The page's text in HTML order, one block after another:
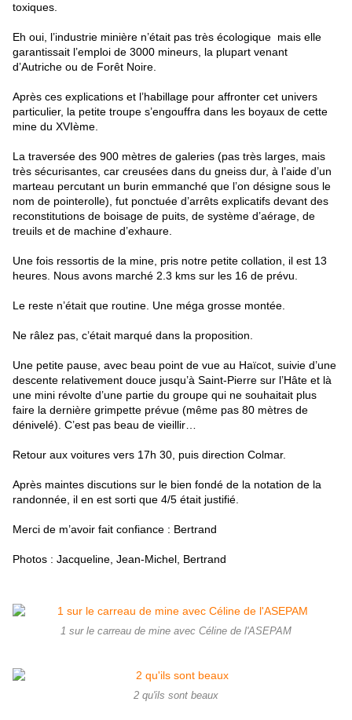
toxiques.
Eh oui, l’industrie minière n’était pas très écologique  mais elle
garantissait l’emploi de 3000 mineurs, la plupart venant
d’Autriche ou de Forêt Noire.
Après ces explications et l’habillage pour affronter cet univers
particulier, la petite troupe s’engouffra dans les boyaux de cette
mine du XVIème.
La traversée des 900 mètres de galeries (pas très larges, mais
très sécurisantes, car creusées dans du gneiss dur, à l’aide d’un
marteau percutant un burin emmanché que l’on désigne sous le
nom de pointerolle), fut ponctuée d’arrêts explicatifs devant des
reconstitutions de boisage de puits, de système d’aérage, de
treuils et de machine d’exhaure.
Une fois ressortis de la mine, pris notre petite collation, il est 13
heures. Nous avons marché 2.3 kms sur les 16 de prévu.
Le reste n’était que routine. Une méga grosse montée.
Ne râlez pas, c’était marqué dans la proposition.
Une petite pause, avec beau point de vue au Haïcot, suivie d’une
descente relativement douce jusqu’à Saint-Pierre sur l’Hâte et là
une mini révolte d’une partie du groupe qui ne souhaitait plus
faire la dernière grimpette prévue (même pas 80 mètres de
dénivelé). C’est pas beau de vieillir…
Retour aux voitures vers 17h 30, puis direction Colmar.
Après maintes discutions sur le bien fondé de la notation de la
randonnée, il en est sorti que 4/5 était justifié.
Merci de m’avoir fait confiance : Bertrand
Photos : Jacqueline, Jean-Michel, Bertrand
1 sur le carreau de mine avec Céline de l'ASEPAM
2 qu'ils sont beaux